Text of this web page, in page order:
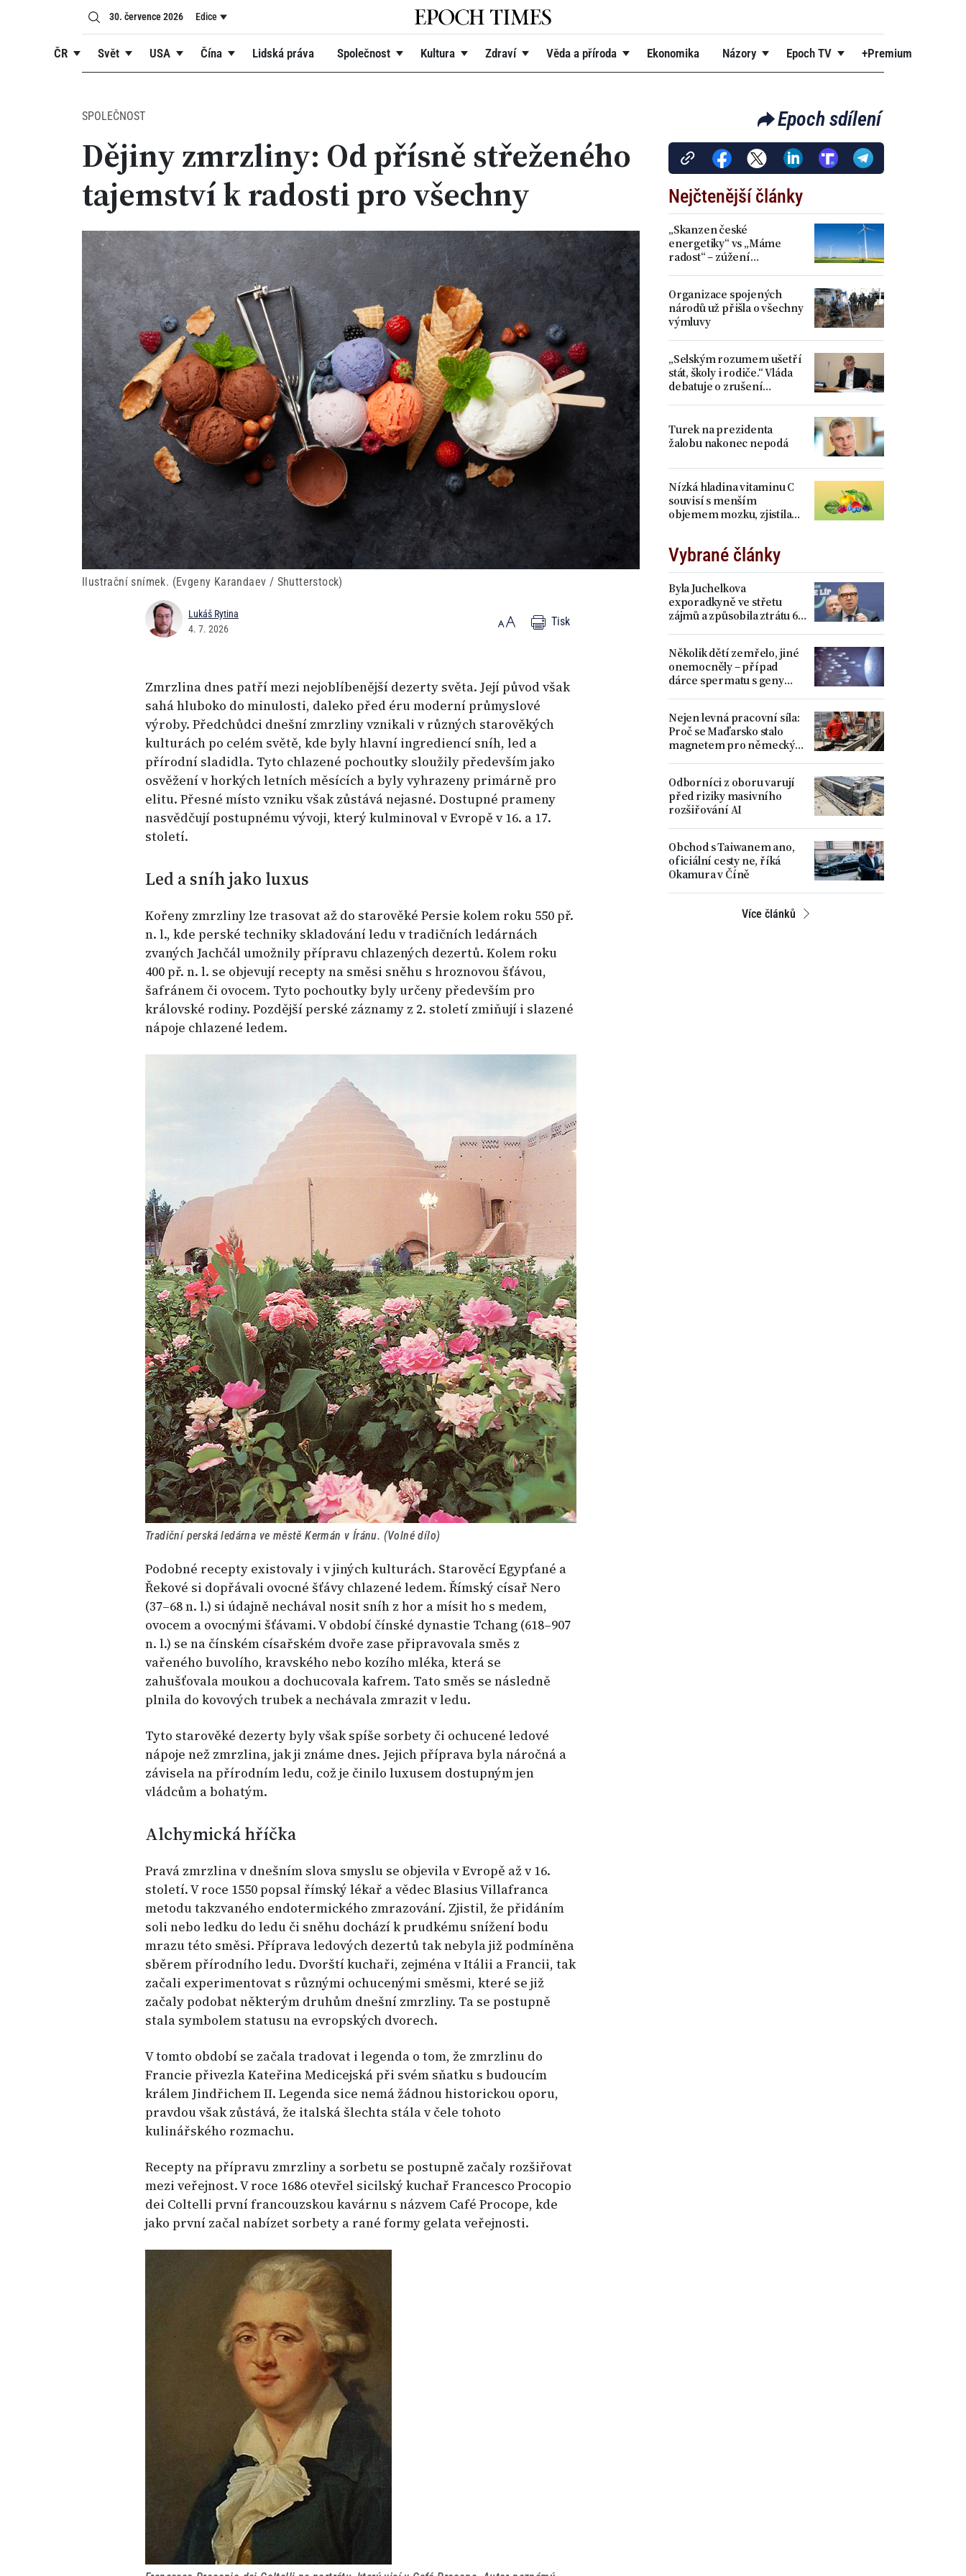
30. července 2026 Edice
ČR Svět USA Čína Lidská práva Společnost Kultura Zdraví Věda a příroda Ekonomika Názory Epoch TV +Premium
SPOLEČNOST
Dějiny zmrzliny: Od přísně střeženého
tajemství k radosti pro všechny
Ilustrační snímek. (Evgeny Karandaev / Shutterstock)
Lukáš Rytina
4. 7. 2026
Tisk
Zmrzlina dnes patří mezi nejoblíbenější dezerty světa. Její původ však
sahá hluboko do minulosti, daleko před éru moderní průmyslové
výroby. Předchůdci dnešní zmrzliny vznikali v různých starověkých
kulturách po celém světě, kde byly hlavní ingrediencí sníh, led a
přírodní sladidla. Tyto chlazené pochoutky sloužily především jako
osvěžení v horkých letních měsících a byly vyhrazeny primárně pro
elitu. Přesné místo vzniku však zůstává nejasné. Dostupné prameny
nasvědčují postupnému vývoji, který kulminoval v Evropě v 16. a 17.
století.
Led a sníh jako luxus
Kořeny zmrzliny lze trasovat až do starověké Persie kolem roku 550 př.
n. l., kde perské techniky skladování ledu v tradičních ledárnách
zvaných Jachčál umožnily přípravu chlazených dezertů. Kolem roku
400 př. n. l. se objevují recepty na směsi sněhu s hroznovou šťávou,
šafránem či ovocem. Tyto pochoutky byly určeny především pro
královské rodiny. Pozdější perské záznamy z 2. století zmiňují i slazené
nápoje chlazené ledem.
Tradiční perská ledárna ve městě Kermán v Íránu. (Volné dílo)
Podobné recepty existovaly i v jiných kulturách. Starověcí Egypťané a
Řekové si dopřávali ovocné šťávy chlazené ledem. Římský císař Nero
(37–68 n. l.) si údajně nechával nosit sníh z hor a mísit ho s medem,
ovocem a ovocnými šťávami. V období čínské dynastie Tchang (618–907
n. l.) se na čínském císařském dvoře zase připravovala směs z
vařeného buvolího, kravského nebo kozího mléka, která se
zahušťovala moukou a dochucovala kafrem. Tato směs se následně
plnila do kovových trubek a nechávala zmrazit v ledu.
Tyto starověké dezerty byly však spíše sorbety či ochucené ledové
nápoje než zmrzlina, jak ji známe dnes. Jejich příprava byla náročná a
závisela na přírodním ledu, což je činilo luxusem dostupným jen
vládcům a bohatým.
Alchymická hříčka
Pravá zmrzlina v dnešním slova smyslu se objevila v Evropě až v 16.
století. V roce 1550 popsal římský lékař a vědec Blasius Villafranca
metodu takzvaného endotermického zmrazování. Zjistil, že přidáním
soli nebo ledku do ledu či sněhu dochází k prudkému snížení bodu
mrazu této směsi. Příprava ledových dezertů tak nebyla již podmíněna
sběrem přírodního ledu. Dvorští kuchaři, zejména v Itálii a Francii, tak
začali experimentovat s různými ochucenými směsmi, které se již
začaly podobat některým druhům dnešní zmrzliny. Ta se postupně
stala symbolem statusu na evropských dvorech.
V tomto období se začala tradovat i legenda o tom, že zmrzlinu do
Francie přivezla Kateřina Medicejská při svém sňatku s budoucím
králem Jindřichem II. Legenda sice nemá žádnou historickou oporu,
pravdou však zůstává, že italská šlechta stála v čele tohoto
kulinářského rozmachu.
Recepty na přípravu zmrzliny a sorbetu se postupně začaly rozšiřovat
mezi veřejnost. V roce 1686 otevřel sicilský kuchař Francesco Procopio
dei Coltelli první francouzskou kavárnu s názvem Café Procope, kde
jako první začal nabízet sorbety a rané formy gelata veřejnosti.
Epoch sdílení
Nejčtenější články
„Skanzen české
energetiky“ vs „Máme
radost“ – zúžení
Organizace spojených
národů už přišla o všechny
výmluvy
„Selským rozumem ušetří
stát, školy i rodiče.“ Vláda
debatuje o zrušení
Turek na prezidenta
žalobu nakonec nepodá
Nízká hladina vitaminu C
souvisí s menším
objemem mozku, zjistila
Vybrané články
Byla Juchelkova
exporadkyně ve střetu
zájmů a způsobila ztrátu 64
ministr
Několik dětí zemřelo, jiné
onemocněly – případ
dárce spermatu s geny
Nejen levná pracovní síla:
Proč se Maďarsko stalo
magnetem pro německý
Odborníci z oboru varují
před riziky masivního
rozšiřování AI
Obchod s Taiwanem ano,
oficiální cesty ne, říká
Okamura v Číně
Více článků